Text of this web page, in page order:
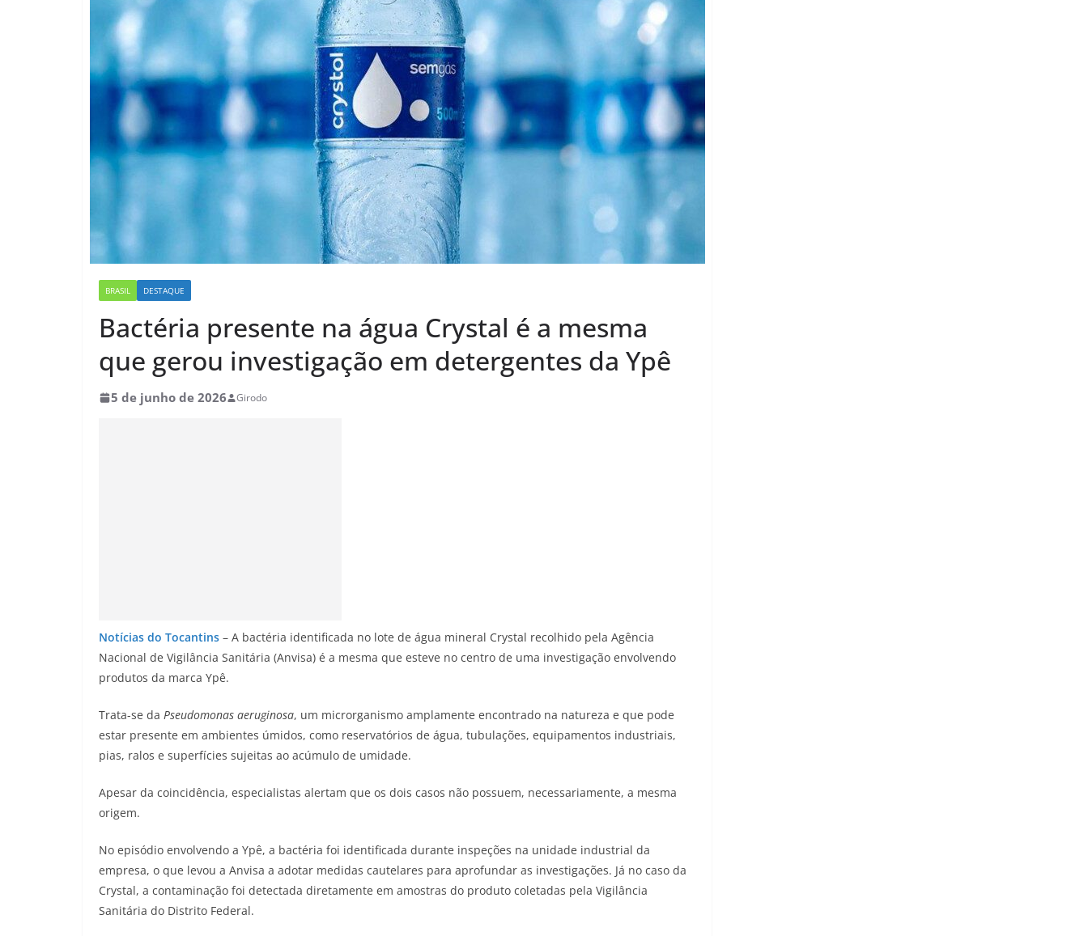
BRASIL DESTAQUE
Bactéria presente na água Crystal é a mesma
que gerou investigação em detergentes da Ypê
5 de junho de 2026 Girodo
Notícias do Tocantins – A bactéria identificada no lote de água mineral Crystal recolhido pela Agência
Nacional de Vigilância Sanitária (Anvisa) é a mesma que esteve no centro de uma investigação envolvendo
produtos da marca Ypê.
Trata-se da Pseudomonas aeruginosa, um microrganismo amplamente encontrado na natureza e que pode
estar presente em ambientes úmidos, como reservatórios de água, tubulações, equipamentos industriais,
pias, ralos e superfícies sujeitas ao acúmulo de umidade.
Apesar da coincidência, especialistas alertam que os dois casos não possuem, necessariamente, a mesma
origem.
No episódio envolvendo a Ypê, a bactéria foi identificada durante inspeções na unidade industrial da
empresa, o que levou a Anvisa a adotar medidas cautelares para aprofundar as investigações. Já no caso da
Crystal, a contaminação foi detectada diretamente em amostras do produto coletadas pela Vigilância
Sanitária do Distrito Federal.